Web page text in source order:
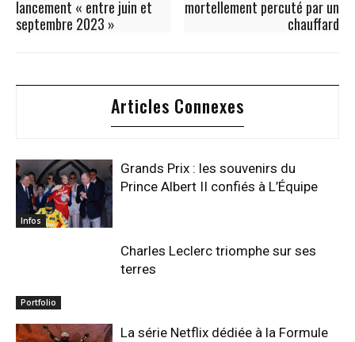
lancement « entre juin et
septembre 2023 »
mortellement percuté par un
chauffard
Articles Connexes
Infos
Grands Prix : les souvenirs du
Prince Albert II confiés à L’Équipe
Portfolio
Charles Leclerc triomphe sur ses
terres
La série Netflix dédiée à la Formule